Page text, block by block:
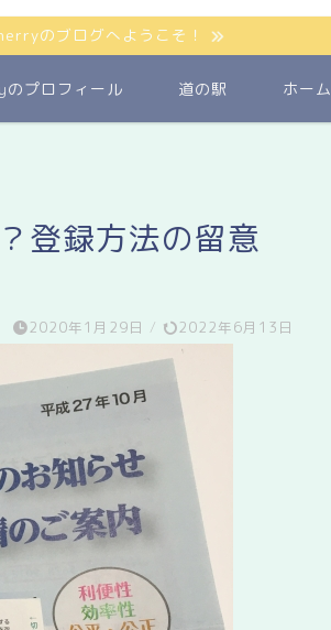
のブログへようこそ！
プロフィール 道の駅 ホーム
登録方法の留意
2020年1月29日 / 2022年6月13日